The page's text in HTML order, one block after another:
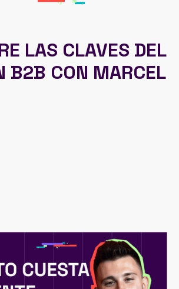
LAS CLAVES DEL
B2B CON MARCEL